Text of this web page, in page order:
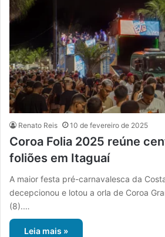
Renato Reis 10 de fevereiro de 2025
Coroa Folia 2025 reúne
foliões em Itaguaí
A maior festa pré-carnavalesca da
decepcionou e lotou a orla de Coroa
(8).…
Leia mais »